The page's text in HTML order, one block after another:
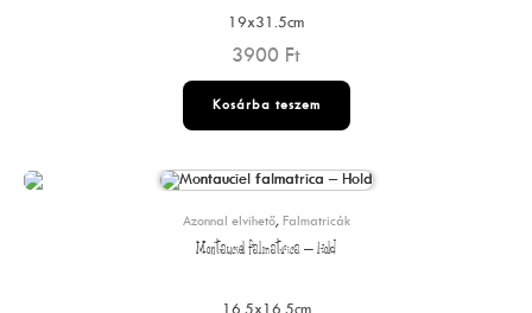
19x31.5cm
3900 Ft
Kosárba teszem
Azonnal elvihető, Falmatricák
Montauciel falmatrica – Hold
16.5x16.5cm